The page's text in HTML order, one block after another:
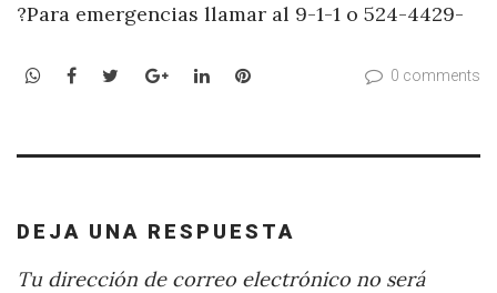
?Para emergencias llamar al 9-1-1 o 524-4429-
WhatsApp
Facebook
TwitterGoogle+LinkedInPinterest 0 comments
DEJA UNA RESPUESTA
Tu dirección de correo electrónico no será